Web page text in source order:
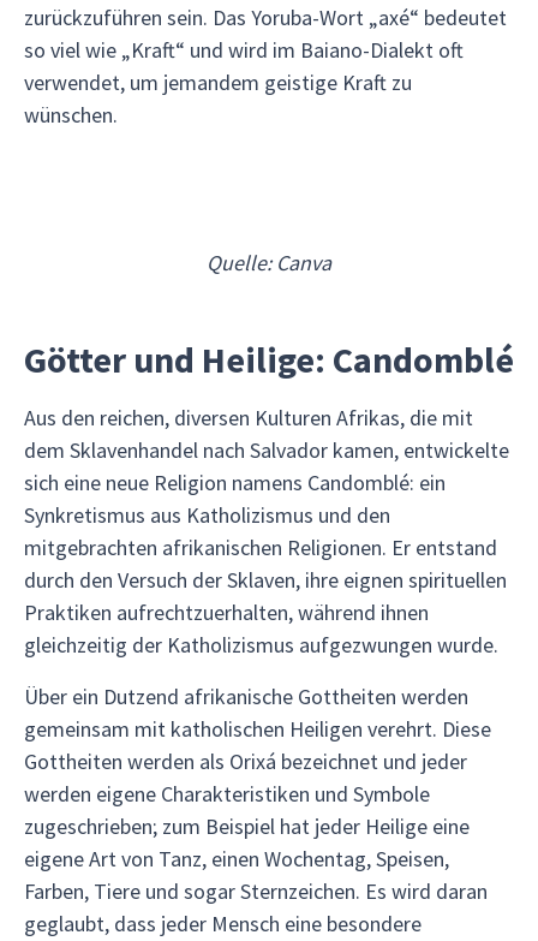
zurückzuführen sein. Das Yoruba-Wort „axé“ bedeutet
so viel wie „Kraft“ und wird im Baiano-Dialekt oft
verwendet, um jemandem geistige Kraft zu
wünschen.
Quelle: Canva
Götter und Heilige: Candomblé
Aus den reichen, diversen Kulturen Afrikas, die mit
dem Sklavenhandel nach Salvador kamen, entwickelte
sich eine neue Religion namens Candomblé: ein
Synkretismus aus Katholizismus und den
mitgebrachten afrikanischen Religionen. Er entstand
durch den Versuch der Sklaven, ihre eignen spirituellen
Praktiken aufrechtzuerhalten, während ihnen
gleichzeitig der Katholizismus aufgezwungen wurde.
Über ein Dutzend afrikanische Gottheiten werden
gemeinsam mit katholischen Heiligen verehrt. Diese
Gottheiten werden als Orixá bezeichnet und jeder
werden eigene Charakteristiken und Symbole
zugeschrieben; zum Beispiel hat jeder Heilige eine
eigene Art von Tanz, einen Wochentag, Speisen,
Farben, Tiere und sogar Sternzeichen. Es wird daran
geglaubt, dass jeder Mensch eine besondere